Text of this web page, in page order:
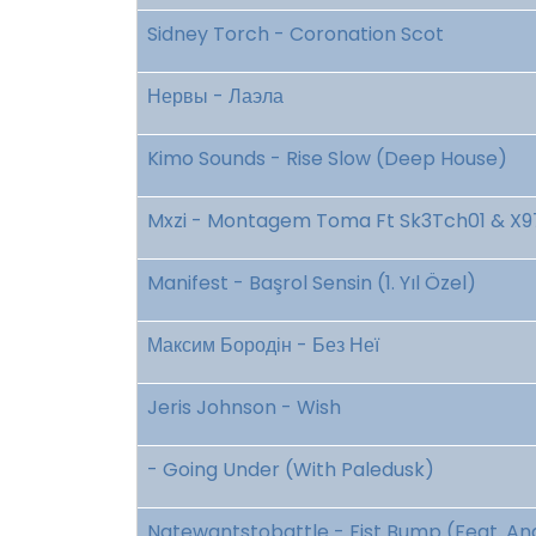
Sidney Torch - Coronation Scot
Нервы - Лаэла
Kimo Sounds - Rise Slow (Deep House)
Mxzi - Montagem Toma Ft Sk3Tch01 &
Manifest - Başrol Sensin (1. Yıl Özel)
Максим Бородін - Без Неї
Jeris Johnson - Wish
- Going Under (With Paledusk)